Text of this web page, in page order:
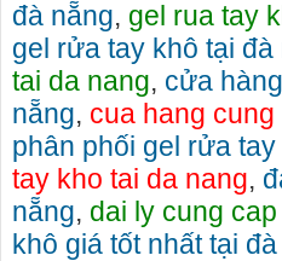
đà nẵng, gel rua tay
gel rửa tay khô tại đà
tai da nang, cửa
nẵng, cua hang
phân phối gel rửa
tay kho tai da nang,
nẵng, dai ly cung
khô giá tốt nhất tại